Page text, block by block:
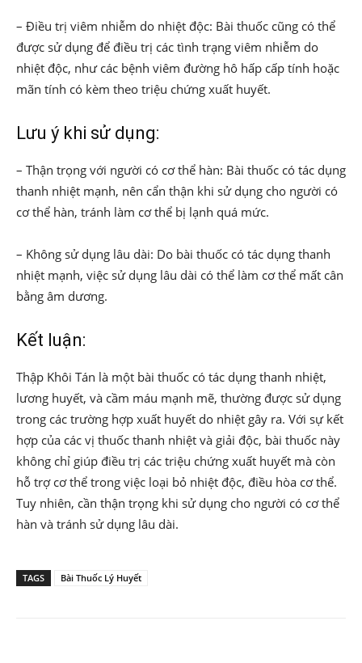
– Điều trị viêm nhiễm do nhiệt độc: Bài thuốc cũng có thể
được sử dụng để điều trị các tình trạng viêm nhiễm do
nhiệt độc, như các bệnh viêm đường hô hấp cấp tính hoặc
mãn tính có kèm theo triệu chứng xuất huyết.
Lưu ý khi sử dụng:
– Thận trọng với người có cơ thể hàn: Bài thuốc có tác dụng
thanh nhiệt mạnh, nên cẩn thận khi sử dụng cho người có
cơ thể hàn, tránh làm cơ thể bị lạnh quá mức.
– Không sử dụng lâu dài: Do bài thuốc có tác dụng thanh
nhiệt mạnh, việc sử dụng lâu dài có thể làm cơ thể mất cân
bằng âm dương.
Kết luận:
Thập Khôi Tán là một bài thuốc có tác dụng thanh nhiệt,
lương huyết, và cầm máu mạnh mẽ, thường được sử dụng
trong các trường hợp xuất huyết do nhiệt gây ra. Với sự kết
hợp của các vị thuốc thanh nhiệt và giải độc, bài thuốc này
không chỉ giúp điều trị các triệu chứng xuất huyết mà còn
hỗ trợ cơ thể trong việc loại bỏ nhiệt độc, điều hòa cơ thể.
Tuy nhiên, cần thận trọng khi sử dụng cho người có cơ thể
hàn và tránh sử dụng lâu dài.
TAGS Bài Thuốc Lý Huyết